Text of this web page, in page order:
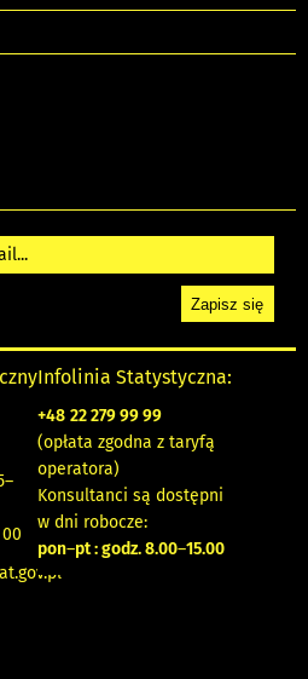
Infolinia Statystyczna:
+48 22 279 99 99
(opłata zgodna z taryfą
operatora)
Konsultanci są dostępni
w dni robocze:
pon–pt : godz. 8.00–15.00